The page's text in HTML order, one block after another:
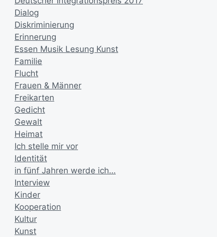
Dialog
Diskriminierung
Erinnerung
Essen Musik Lesung Kunst
Familie
Flucht
Frauen & Männer
Freikarten
Gedicht
Gewalt
Heimat
Ich stelle mir vor
Identität
in fünf Jahren werde ich…
Interview
Kinder
Kooperation
Kultur
Kunst